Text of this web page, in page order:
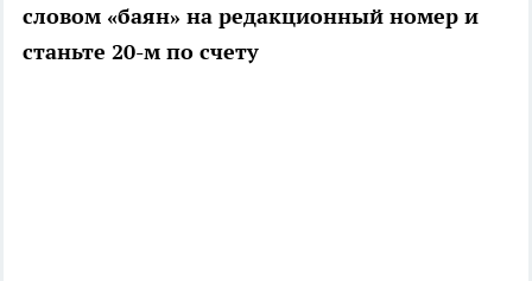
словом «баян» на редакционный номер и
станьте 20-м по счету